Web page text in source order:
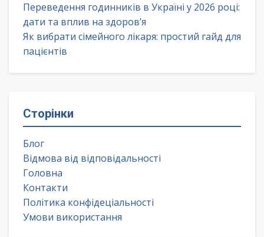
Переведення годинників в Україні у 2026 році:
дати та вплив на здоров’я
Як вибрати сімейного лікаря: простий гайд для
пацієнтів
Сторінки
Блог
Відмова від відповідальності
Головна
Контакти
Політика конфідеціальності
Умови використання